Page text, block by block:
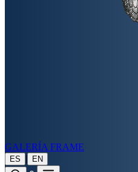
GALERÍA FRAME
ES | EN